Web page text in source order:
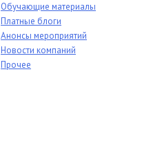
Обучающие материалы
Платные блоги
Анонсы мероприятий
Новости компаний
Прочее